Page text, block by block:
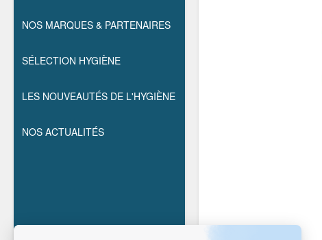
NOS MARQUES & PARTENAIRES
SÉLECTION HYGIÈNE
LES NOUVEAUTÉS DE L'HYGIÈNE
NOS ACTUALITÉS